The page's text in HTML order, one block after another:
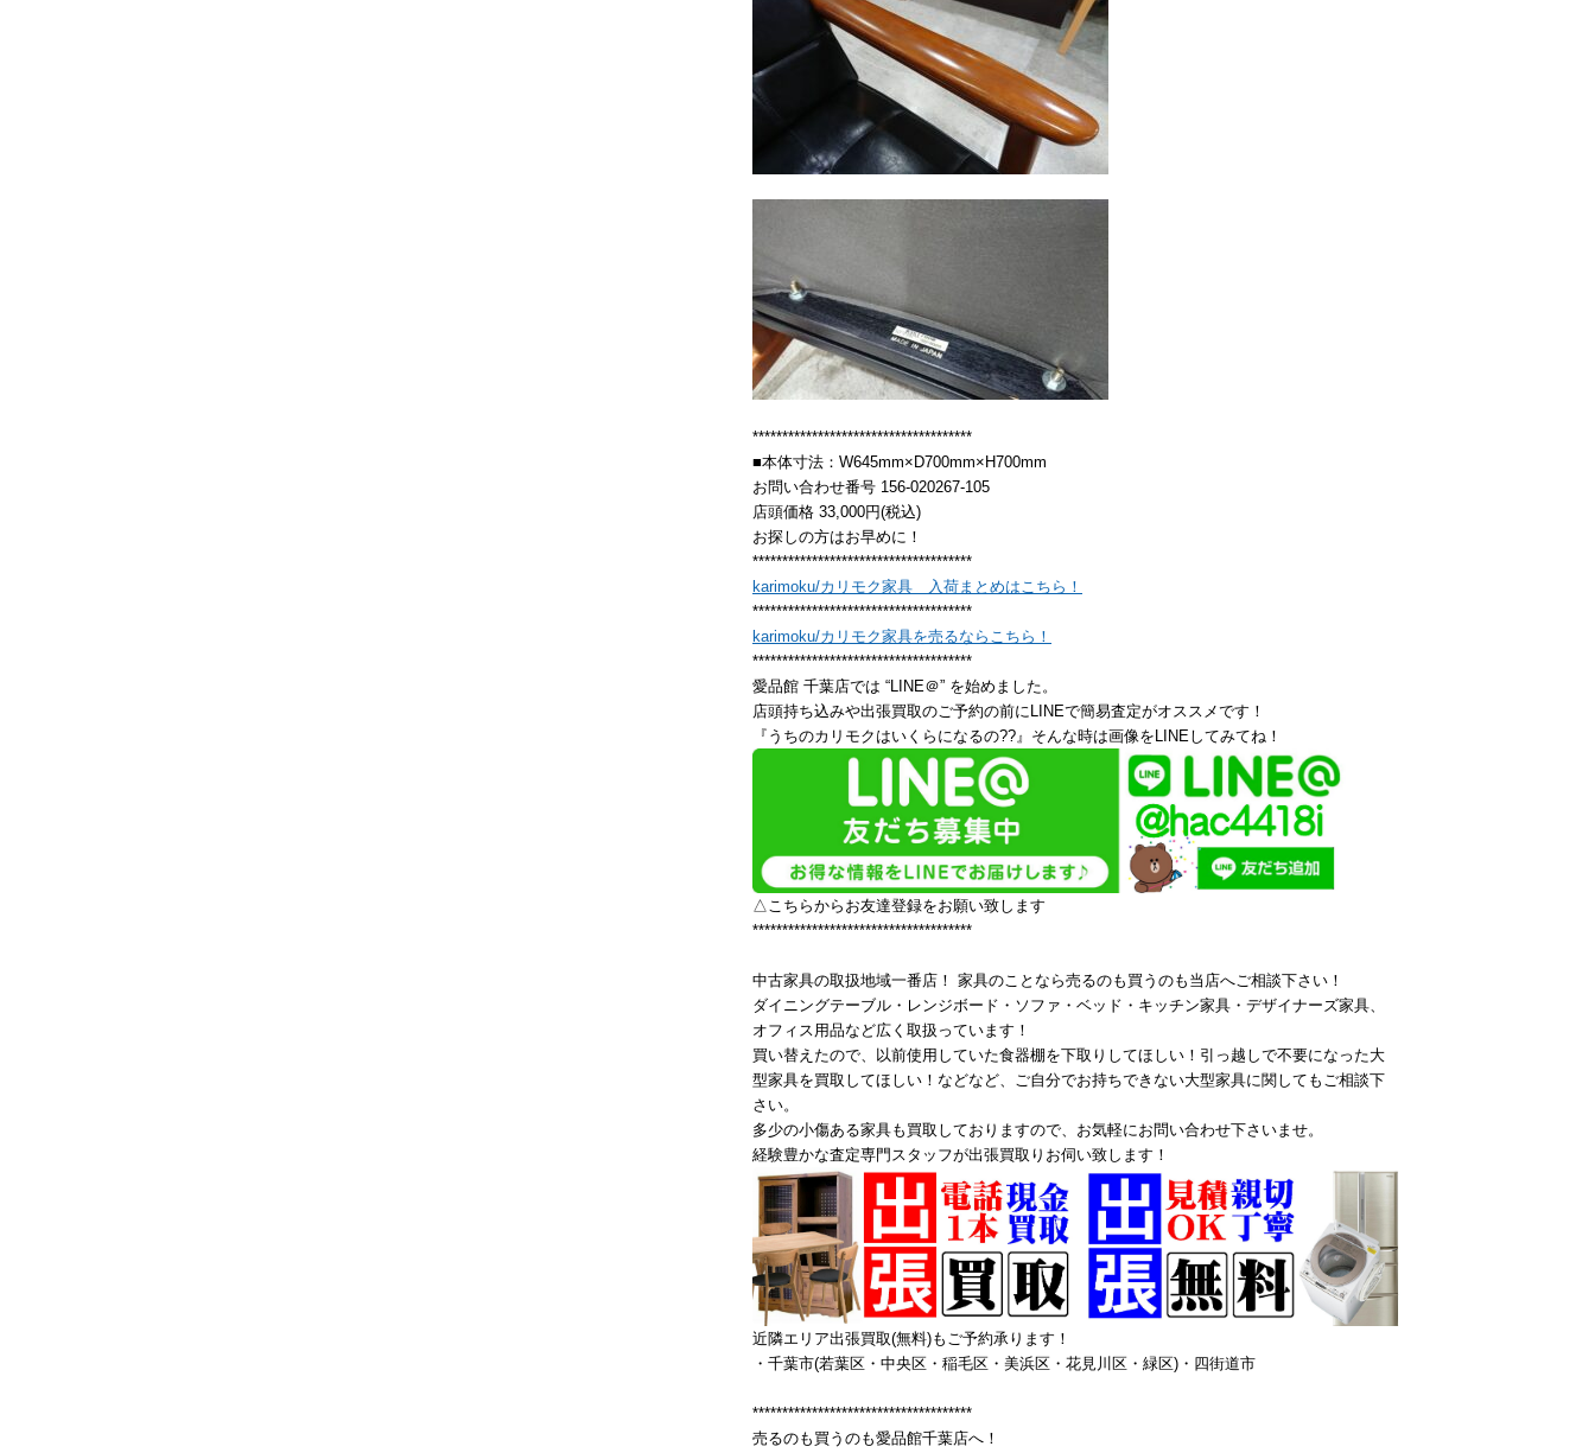
*************************************
■本体寸法：W645mm×D700mm×H700mm
お問い合わせ番号 156-020267-105
店頭価格 33,000円(税込)
お探しの方はお早めに！
*************************************
karimoku/カリモク家具 入荷まとめはこちら！
*************************************
karimoku/カリモク家具を売るならこちら！
*************************************
愛品館 千葉店では “LINE＠” を始めました。
店頭持ち込みや出張買取のご予約の前にLINEで簡易査定がオススメです！
『うちのカリモクはいくらになるの??』そんな時は画像をLINEしてみてね！
△こちらからお友達登録をお願い致します
*************************************
中古家具の取扱地域一番店！ 家具のことなら売るのも買うのも当店へご相談下さい！
ダイニングテーブル・レンジボード・ソファ・ベッド・キッチン家具・デザイナーズ家具、
オフィス用品など広く取扱っています！
買い替えたので、以前使用していた食器棚を下取りしてほしい！引っ越しで不要になった大
型家具を買取してほしい！などなど、ご自分でお持ちできない大型家具に関してもご相談下
さい。
多少の小傷ある家具も買取しておりますので、お気軽にお問い合わせ下さいませ。
経験豊かな査定専門スタッフが出張買取りお伺い致します！
近隣エリア出張買取(無料)もご予約承ります！
・千葉市(若葉区・中央区・稲毛区・美浜区・花見川区・緑区)・四街道市
*************************************
売るのも買うのも愛品館千葉店へ！